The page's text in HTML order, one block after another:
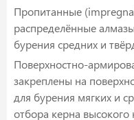
Пропитанные
распределённые
бурения средних и
Поверхностно-
закреплены на
для бурения мягких и
отбора керна высокого